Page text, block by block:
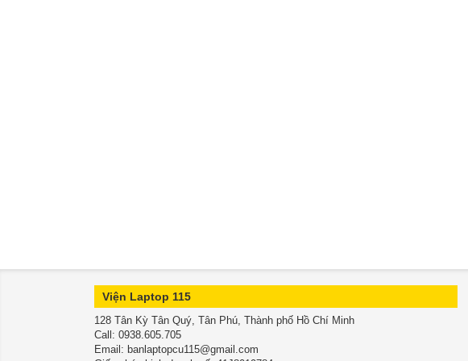
Viện Laptop 115
128 Tân Kỳ Tân Quý, Tân Phú, Thành phố Hồ Chí Minh
​​​​​​​Call: 0938.605.705
Email: banlaptopcu115@gmail.com